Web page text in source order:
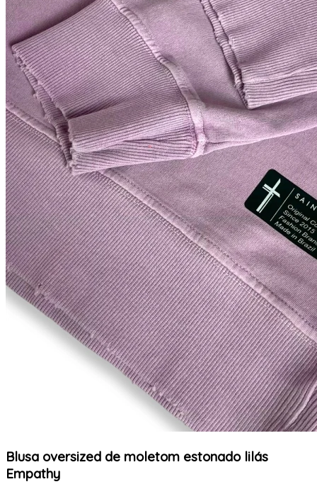
Blusa oversized de moletom estonado lilás
Empathy